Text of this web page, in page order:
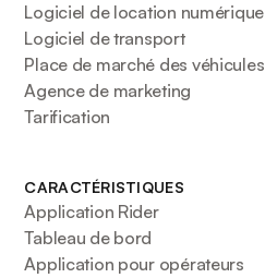
Logiciel de location numérique
Logiciel de transport
Place de marché des véhicules
Agence de marketing
Tarification
CARACTÉRISTIQUES
Application Rider
Tableau de bord
Application pour opérateurs